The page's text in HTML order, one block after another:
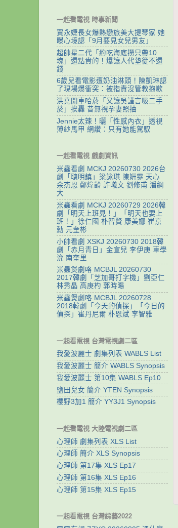
一起看電視 時事新聞
賈永婕長女爆熱戀旅美大提琴家 她
曝心境認「9月要見女兒男友」
超帥星二代「約吃海底撈只帶10
塊」還點貴的！爆讓人代墊從不還
錢
6歲兒看電影遭奶油淋頭！陳凱琳認
了現場爆衝突：被指責沒管教抱歉
洪堯開車哈菸「又讓吳謹言吸二手
菸」挨轟 昔無視孕妻照抽
Jennie太辣！曬「性感內衣」透視
薄紗馬甲 網讚：只有她能駕馭
一起看電視 戲劇資訊
米蟲看劇 MCKJ 20260730 2026台
劇「聰明鎮」梁詠琪 陳姸霏 天心
余杰恩 鄭煒齡 許曦文 劉修甫 潘綱
大
米蟲看劇 MCKJ 20260729 2026韓
劇「明天上班見！」「明天也要上
班！」徐仁國 朴智賢 康美娜 崔京
勳 元奎彬
小帥看劇 XSKJ 20260730 2018韓
劇「赤月青日」金宣兒 李伊庚 車學
沇 南奎里
米蟲煲劇咯 MCBJL 20260730
2017韓劇「芝加哥打字機」劉亞仁
林秀晶 高庚杓 郭時暘
米蟲煲劇咯 MCBJL 20260728
2018韓劇「今天的偵探」「今日的
偵探」崔丹尼爾 朴恩斌 李智雅
一起看電視 台灣電視劇二區
我愛波麗士 劇集列表 WABLS List
我愛波麗士 簡介 WABLS Synopsis
我愛波麗士 第10集 WABLS Ep10
鹽田兒女 簡介 YTEN Synopsis
櫻野3加1 簡介 YY3J1 Synopsis
一起看電視 大陸電視劇二區
心理師 劇集列表 XLS List
心理師 簡介 XLS Synopsis
心理師 第17集 XLS Ep17
心理師 第16集 XLS Ep16
心理師 第15集 XLS Ep15
一起看電視 台灣綜藝2022